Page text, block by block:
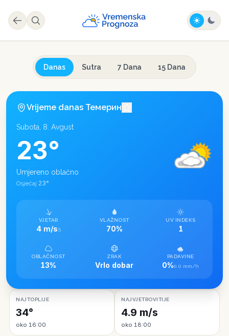
Danas Sutra 7 Dana 15 Dana
Vrijeme danas Темерин
Subota, 8. Avgust
23°
Umjereno oblačno
Osjećaj 23°
VJETAR
4 m/sS
VLAŽNOST
70%
UV INDEKS
1
OBLAČNOST
13%
ZRAK
Vrlo dobar
PADAVINE
0%0.0 mm/h
NAJTOPLIJE
34°
oko 16:00
NAJVJETROVITIJE
4.9 m/s
oko 18:00